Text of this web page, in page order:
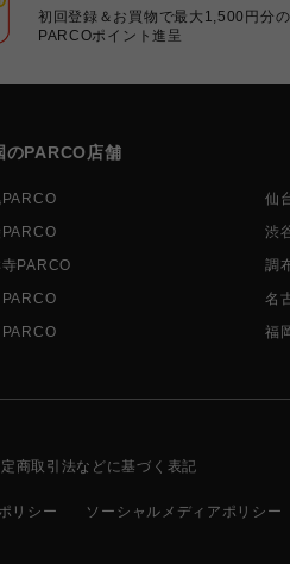
初回登録＆お買物で最大1,500円分の
PARCOポイント進呈
のPARCO店舗
仙
渋
PARCO
調
名
福
商取引法などに基づく表記
リシー ソーシャルメディアポリシー